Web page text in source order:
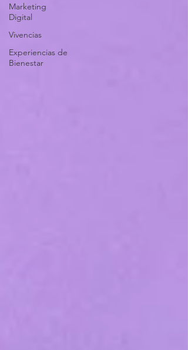
Marketing
Digital
Vivencias
Experiencias de
Bienestar